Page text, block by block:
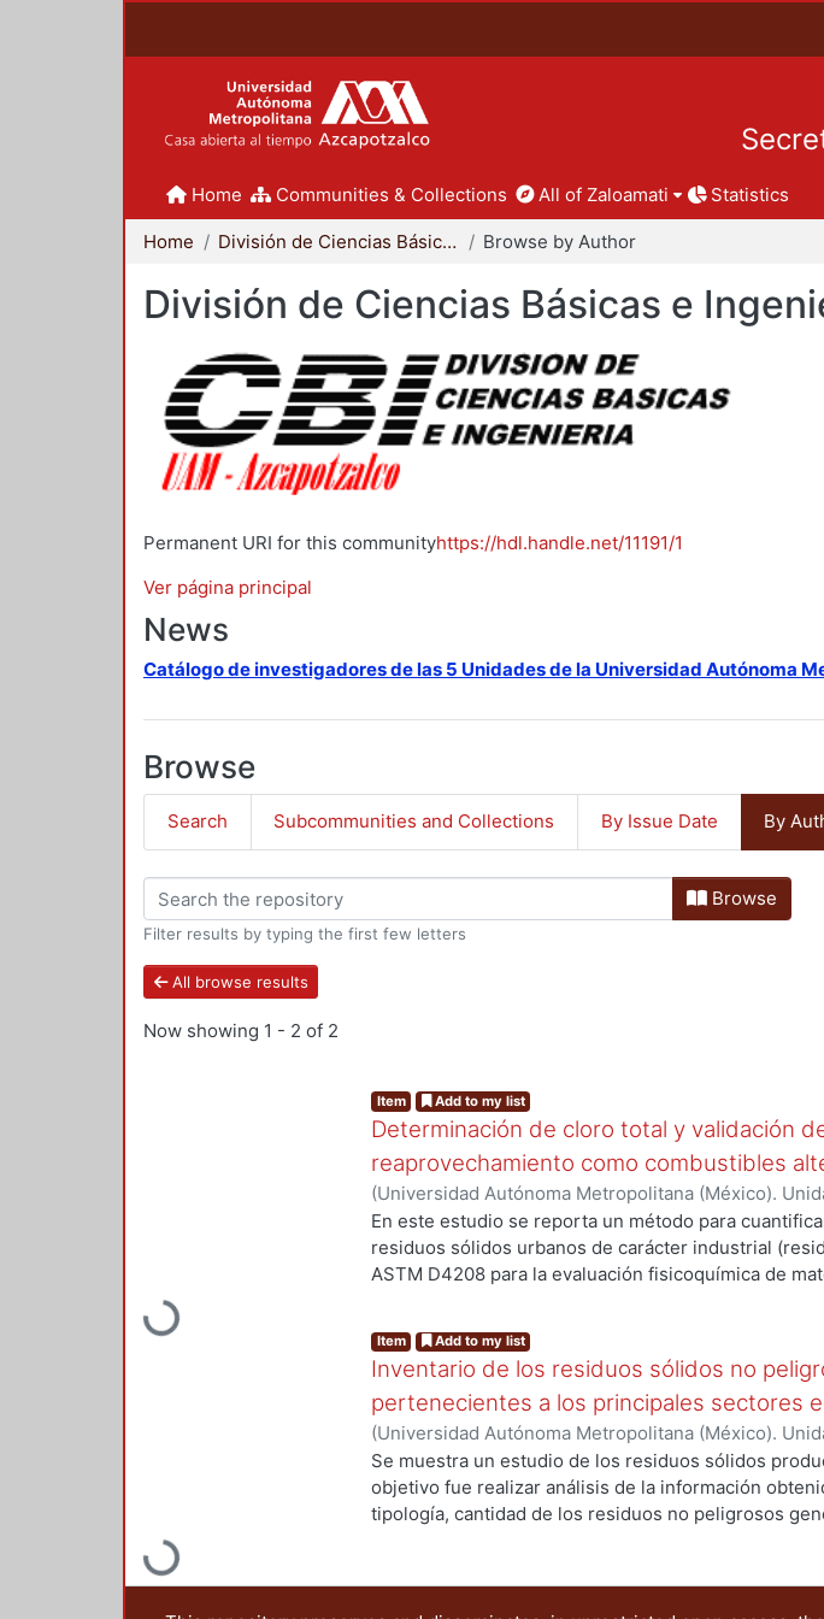
Home Communities & Collections All of Zaloamati Statistics
Home División de Ciencias Básicas e Ingeniería Browse by Author
División de Ciencias Básicas e
Permanent URI for this communityhttps://hdl.handle.net/11191/1
Ver página principal
News
Catálogo de investigadores de las 5 Unidades de la Universidad Autónoma
Browse
Search Subcommunities and Collections By Issue Date By
Browse
Filter results by typing the first few letters
All browse results
Now showing 1 - 2 of 2
Loading...
Item Add to my list
Determinación de cloro total y validación
reaprovechamiento como combustibles
(Universidad Autónoma Metropolitana (México).
2017)Luna Velasco, María Antonia;González
Gabriela Edith;Lozoya Márquez, Luis Armando
En este estudio se reporta un método para
residuos sólidos urbanos de carácter industrial
ASTM D4208 para la evaluación fisicoquímica de
máxima de 2000 °C. Para esto se optimizaron las
electrodo de ion selectivo.
Loading...
Item Add to my list
Inventario de los residuos sólidos no
pertenecientes a los principales sectores
(Universidad Autónoma Metropolitana (México).
2018)Cuadrado Hernández, Carolina;Luna Velasco,
Damaris ;Lozoya Márquez, Luis Armando
Se muestra un estudio de los residuos sólidos
objetivo fue realizar análisis de la información
tipología, cantidad de los residuos no peligrosos
servicios en los municipios de Juárez y Chihuahua